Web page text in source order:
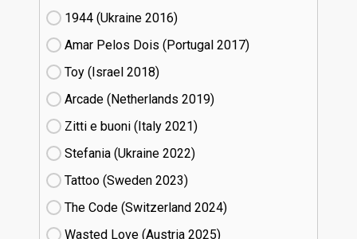
1944 (Ukraine
16)
Amar Pelos Dois (Portugal
17)
Toy (Israel
18)
Arcade (Netherlands
19)
Zitti e buoni​ (Italy
21)
Stefania (Ukraine
22)
Tattoo (Sweden
23)
The Code (Switzerland
24)
Wasted Love (Austria
25)